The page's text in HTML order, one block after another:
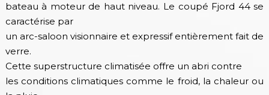
bateau à moteur de haut niveau. Le coupé Fjord 44 se
caractérise par
un arc-saloon visionnaire et expressif entièrement fait de
verre.
Cette superstructure climatisée offre un abri contre
les conditions climatiques comme le froid, la chaleur ou